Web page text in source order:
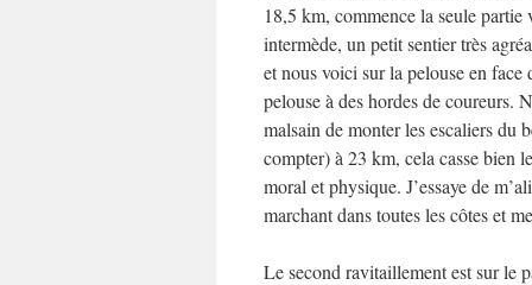
18,5 km, commence la seule
intermède, un petit sentier très
et nous voici sur la pelouse en face
pelouse à des hordes de coureurs.
malsain de monter les escaliers du
compter) à 23 km, cela casse bien
moral et physique. J’essaye de
marchant dans toutes les côtes et
Le second ravitaillement est sur le